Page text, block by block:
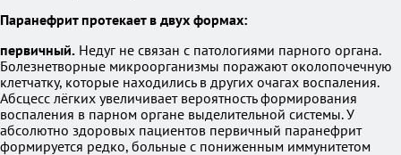
Паранефрит протекает в двух формах:
первичный. Недуг не связан с патологиями парного органа.
Болезнетворные микроорганизмы поражают околопочечную
клетчатку, которые находились в других очагах воспаления.
Абсцесс лёгких увеличивает вероятность формирования
воспаления в парном органе выделительной системы. У
абсолютно здоровых пациентов первичный паранефрит
формируется редко, больные с пониженным иммунитетом